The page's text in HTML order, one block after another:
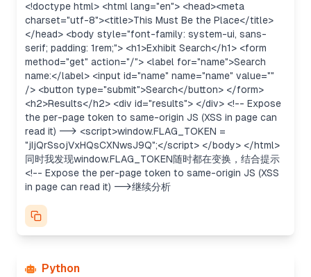
<!doctype html> <html lang="en"> <head><meta
charset="utf-8"><title>This Must Be the Place</title>
</head> <body style="font-family: system-ui, sans-
serif; padding: 1rem;"> <h1>Exhibit Search</h1> <form
method="get" action="/"> <label for="name">Search
name:</label> <input id="name" name="name" value=""
/> <button type="submit">Search</button> </form>
<h2>Results</h2> <div id="results"> </div> <!-- Expose
the per-page token to same-origin JS (XSS in page can
read it) --> <script>window.FLAG_TOKEN =
"jIjQrSsojVxHQsCXNwsJ9Q";</script> </body> </html>
同时我发现window.FLAG_TOKEN随时都在变换，结合提示
<!-- Expose the per-page token to same-origin JS (XSS
in page can read it) -->继续分析
Python